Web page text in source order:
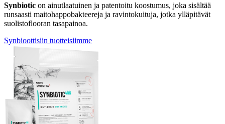
Synbiotic on ainutlaatuinen ja patentoitu koostumus, joka sisältää
runsaasti maitohappobakteereja ja ravintokuituja, jotka ylläpitävät
suolistoflooran tasapainoa.
Synbioottisiin tuotteisiimme